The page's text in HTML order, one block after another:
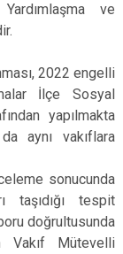
ve
2022 engelli
İlçe Sosyal
yapılmakta
aynı vakıflara
sonucunda
taşıdığı tespit
doğrultusunda
Vakıf Mütevelli